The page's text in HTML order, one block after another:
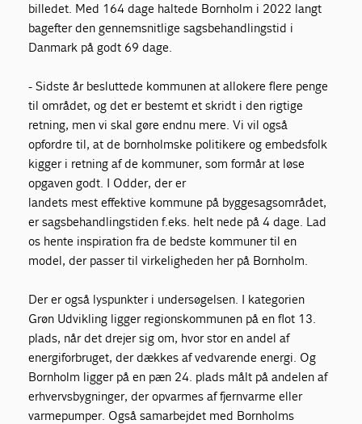
billedet. Med 164 dage haltede Bornholm i 2022 langt
bagefter den gennemsnitlige sagsbehandlingstid i
Danmark på godt 69 dage.
- Sidste år besluttede kommunen at allokere flere penge
til området, og det er bestemt et skridt i den rigtige
retning, men vi skal gøre endnu mere. Vi vil også
opfordre til, at de bornholmske politikere og embedsfolk
kigger i retning af de kommuner, som formår at løse
opgaven godt. I Odder, der er
landets mest effektive kommune på byggesagsområdet,
er sagsbehandlingstiden f.eks. helt nede på 4 dage. Lad
os hente inspiration fra de bedste kommuner til en
model, der passer til virkeligheden her på Bornholm.
Der er også lyspunkter i undersøgelsen. I kategorien
Grøn Udvikling ligger regionskommunen på en flot 13.
plads, når det drejer sig om, hvor stor en andel af
energiforbruget, der dækkes af vedvarende energi. Og
Bornholm ligger på en pæn 24. plads målt på andelen af
erhvervsbygninger, der opvarmes af fjernvarme eller
varmepumper. Også samarbejdet med Bornholms